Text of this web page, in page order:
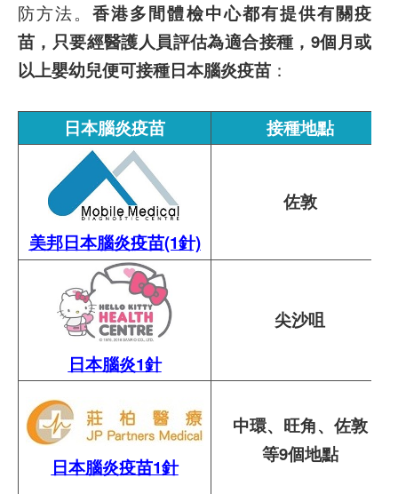
防方法。香港多間體檢中心都有提供有關疫
苗，只要經醫護人員評估為適合接種，9個月或
以上嬰幼兒便可接種日本腦炎疫苗 ：
日本腦炎疫苗 接種地點
美邦日本腦炎疫苗(1針)
佐敦
日本腦炎1針
尖沙咀
日本腦炎疫苗1針
中環、旺角、佐敦
等9個地點